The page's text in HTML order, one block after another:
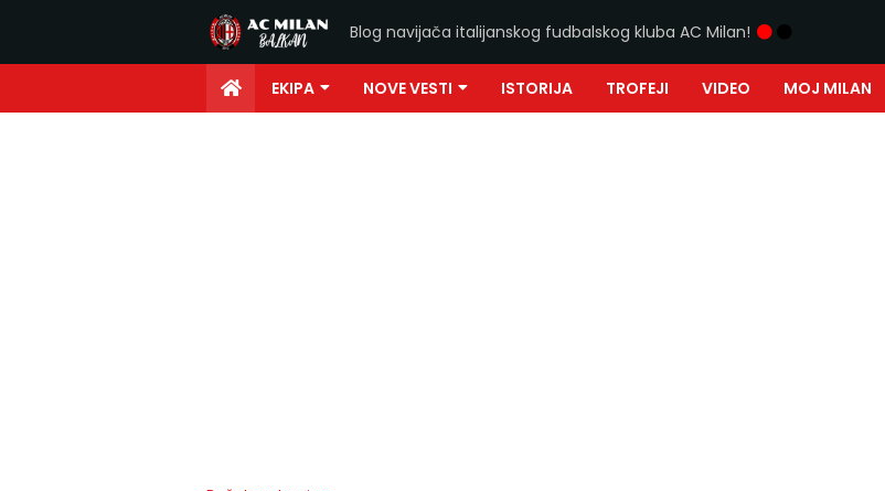
Blog navijača italijanskog fudbalskog kluba AC Milan!
EKIPA NOVE VESTI ISTORIJA TROFEJI VIDEO MOJ MILAN